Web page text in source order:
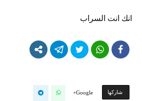
انك انت السراب
‫‫ شاركها‬ Google+